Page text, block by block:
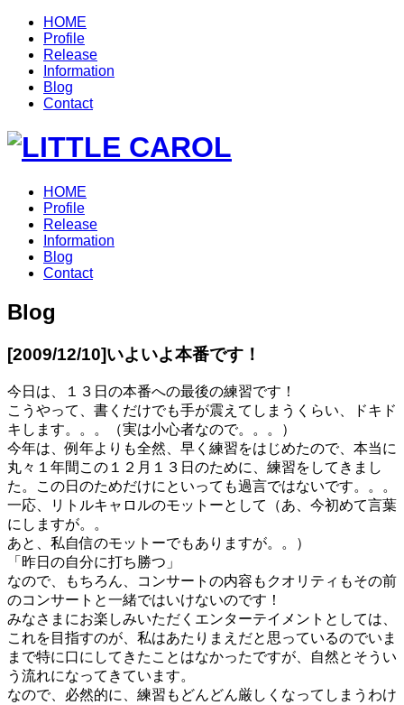
HOME
Profile
Release
Information
Blog
Contact
HOME
Profile
Release
Information
Blog
Contact
Blog
[2009/12/10]いよいよ本番です！
今日は、１３日の本番への最後の練習です！
こうやって、書くだけでも手が震えてしまうくらい、ドキド
キします。。。（実は小心者なので。。。）
今年は、例年よりも全然、早く練習をはじめたので、本当に
丸々１年間この１２月１３日のために、練習をしてきまし
た。この日のためだけにといっても過言ではないです。。。
一応、リトルキャロルのモットーとして（あ、今初めて言葉
にしますが。。
あと、私自信のモットーでもありますが。。）
「昨日の自分に打ち勝つ」
なので、もちろん、コンサートの内容もクオリティもその前
のコンサートと一緒ではいけないのです！
みなさまにお楽しみいただくエンターテイメントとしては、
これを目指すのが、私はあたりまえだと思っているのでいま
まで特に口にしてきたことはなかったですが、自然とそうい
う流れになってきています。
なので、必然的に、練習もどんどん厳しくなってしまうわけ